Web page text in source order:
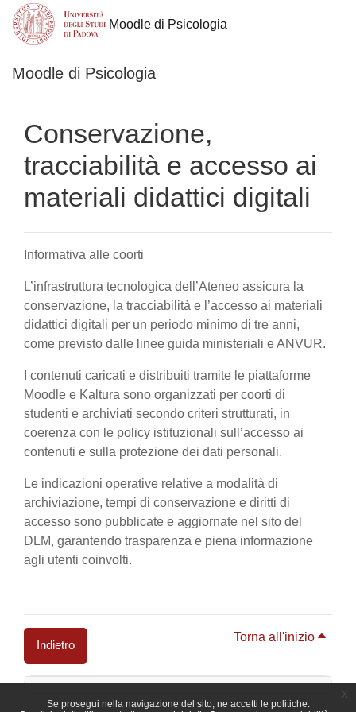
Se prosegui nella navigazione del sito, ne accetti le politiche:
Moodle di Psicologia
Moodle di Psicologia
Conservazione,
tracciabilità e accesso ai
materiali didattici digitali
Informativa alle coorti
L’infrastruttura tecnologica dell’Ateneo assicura la
conservazione, la tracciabilità e l’accesso ai materiali
didattici digitali per un periodo minimo di tre anni,
come previsto dalle linee guida ministeriali e ANVUR.
I contenuti caricati e distribuiti tramite le piattaforme
Moodle e Kaltura sono organizzati per coorti di
studenti e archiviati secondo criteri strutturati, in
coerenza con le policy istituzionali sull’accesso ai
contenuti e sulla protezione dei dati personali.
Le indicazioni operative relative a modalità di
archiviazione, tempi di conservazione e diritti di
accesso sono pubblicate e aggiornate nel sito del
DLM, garantendo trasparenza e piena informazione
agli utenti coinvolti.
Indietro
Torna all'inizio
Blocchi